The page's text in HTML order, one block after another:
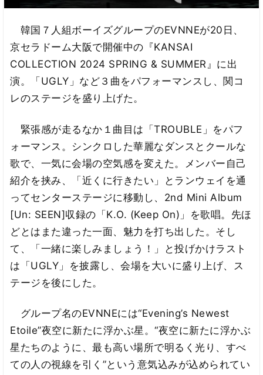
韓国７人組ボーイズグループのEVNNEが20日、
京セラドーム大阪で開催中の『KANSAI
COLLECTION 2024 SPRING & SUMMER』に出
演。「UGLY」など３曲をパフォーマンスし、関コ
レのステージを盛り上げた。
緊張感が走るなか１曲目は「TROUBLE」をパフ
ォーマンス。シンクロした華麗なダンスとクールな
歌で、一気に会場の空気感を変えた。メンバー自己
紹介を挟み、「近くに行きたい」とランウェイを通
ってセンターステージに移動し、2nd Mini Album
[Un: SEEN]収録の「K.O. (Keep On)」を歌唱。先ほ
どとはまた違った一面、魅力を打ち出した。そし
て、「一緒に楽しみましょう！」と投げかけラスト
は「UGLY」を披露し、会場を大いに盛り上げ、ス
テージを後にした。
グループ名のEVNNEには“Evening’s Newest
Etoile”夜空に新たに浮かぶ星。“夜空に新たに浮かぶ
星たちのように、最も高い場所で明るく光り、すべ
ての人の視線を引く”という意気込みが込められてい